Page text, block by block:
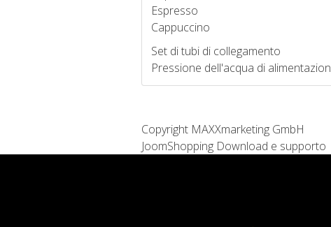
Espresso
Cappuccino
Set di tubi di collegamento
Pressione dell'acqua di
Copyright MAXXmarketing GmbH
JoomShopping Download e supporto